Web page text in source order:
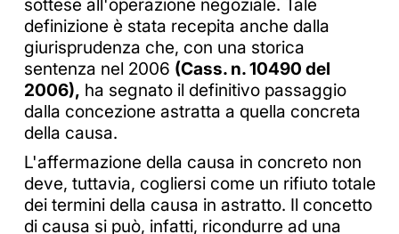
sottese all'operazione negoziale. Tale
definizione è stata recepita anche dalla
giurisprudenza che, con una storica
sentenza nel 2006 (Cass. n. 10490 del
2006), ha segnato il definitivo passaggio
dalla concezione astratta a quella concreta
della causa.
L'affermazione della causa in concreto non
deve, tuttavia, cogliersi come un rifiuto totale
dei termini della causa in astratto. Il concetto
di causa si può, infatti, ricondurre ad una